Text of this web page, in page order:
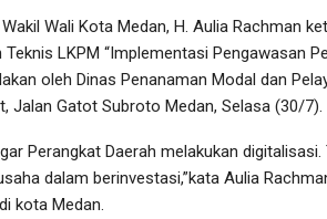
Wali Kota Medan, H. Aulia Rachman
LKPM “Implementasi Pengawasan
oleh Dinas Penanaman Modal dan
Jalan Gatot Subroto Medan, Selasa (30/7).
Perangkat Daerah melakukan
dalam berinvestasi,”kata Aulia
kota Medan.